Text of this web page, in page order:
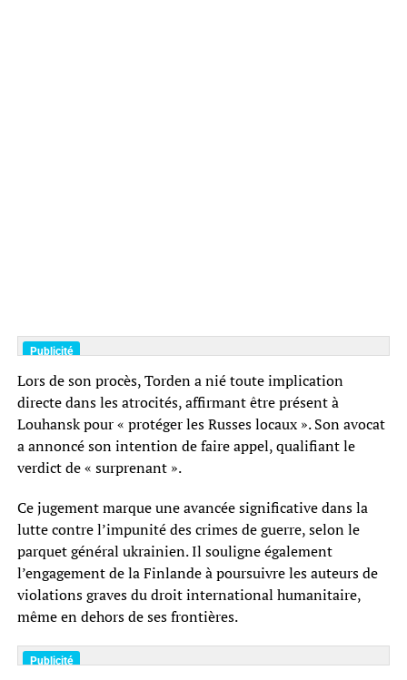
Lors de son procès, Torden a nié toute implication
directe dans les atrocités, affirmant être présent à
Louhansk pour « protéger les Russes locaux ». Son avocat
a annoncé son intention de faire appel, qualifiant le
verdict de « surprenant ».
Ce jugement marque une avancée significative dans la
lutte contre l’impunité des crimes de guerre, selon le
parquet général ukrainien. Il souligne également
l’engagement de la Finlande à poursuivre les auteurs de
violations graves du droit international humanitaire,
même en dehors de ses frontières.